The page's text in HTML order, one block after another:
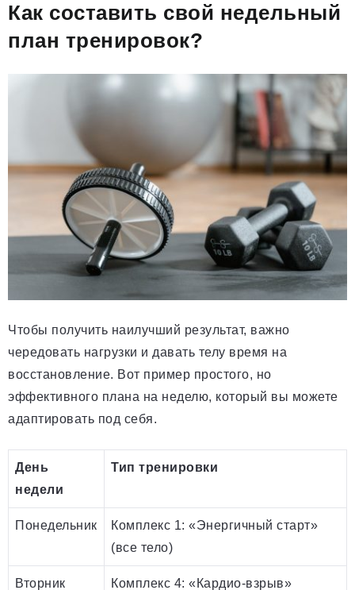
Как составить свой недельный
план тренировок?
Чтобы получить наилучший результат, важно
чередовать нагрузки и давать телу время на
восстановление. Вот пример простого, но
эффективного плана на неделю, который вы можете
адаптировать под себя.
День
недели
Тип тренировки
Понедельник
Комплекс 1: «Энергичный старт»
(все тело)
Вторник Комплекс 4: «Кардио-взрыв»